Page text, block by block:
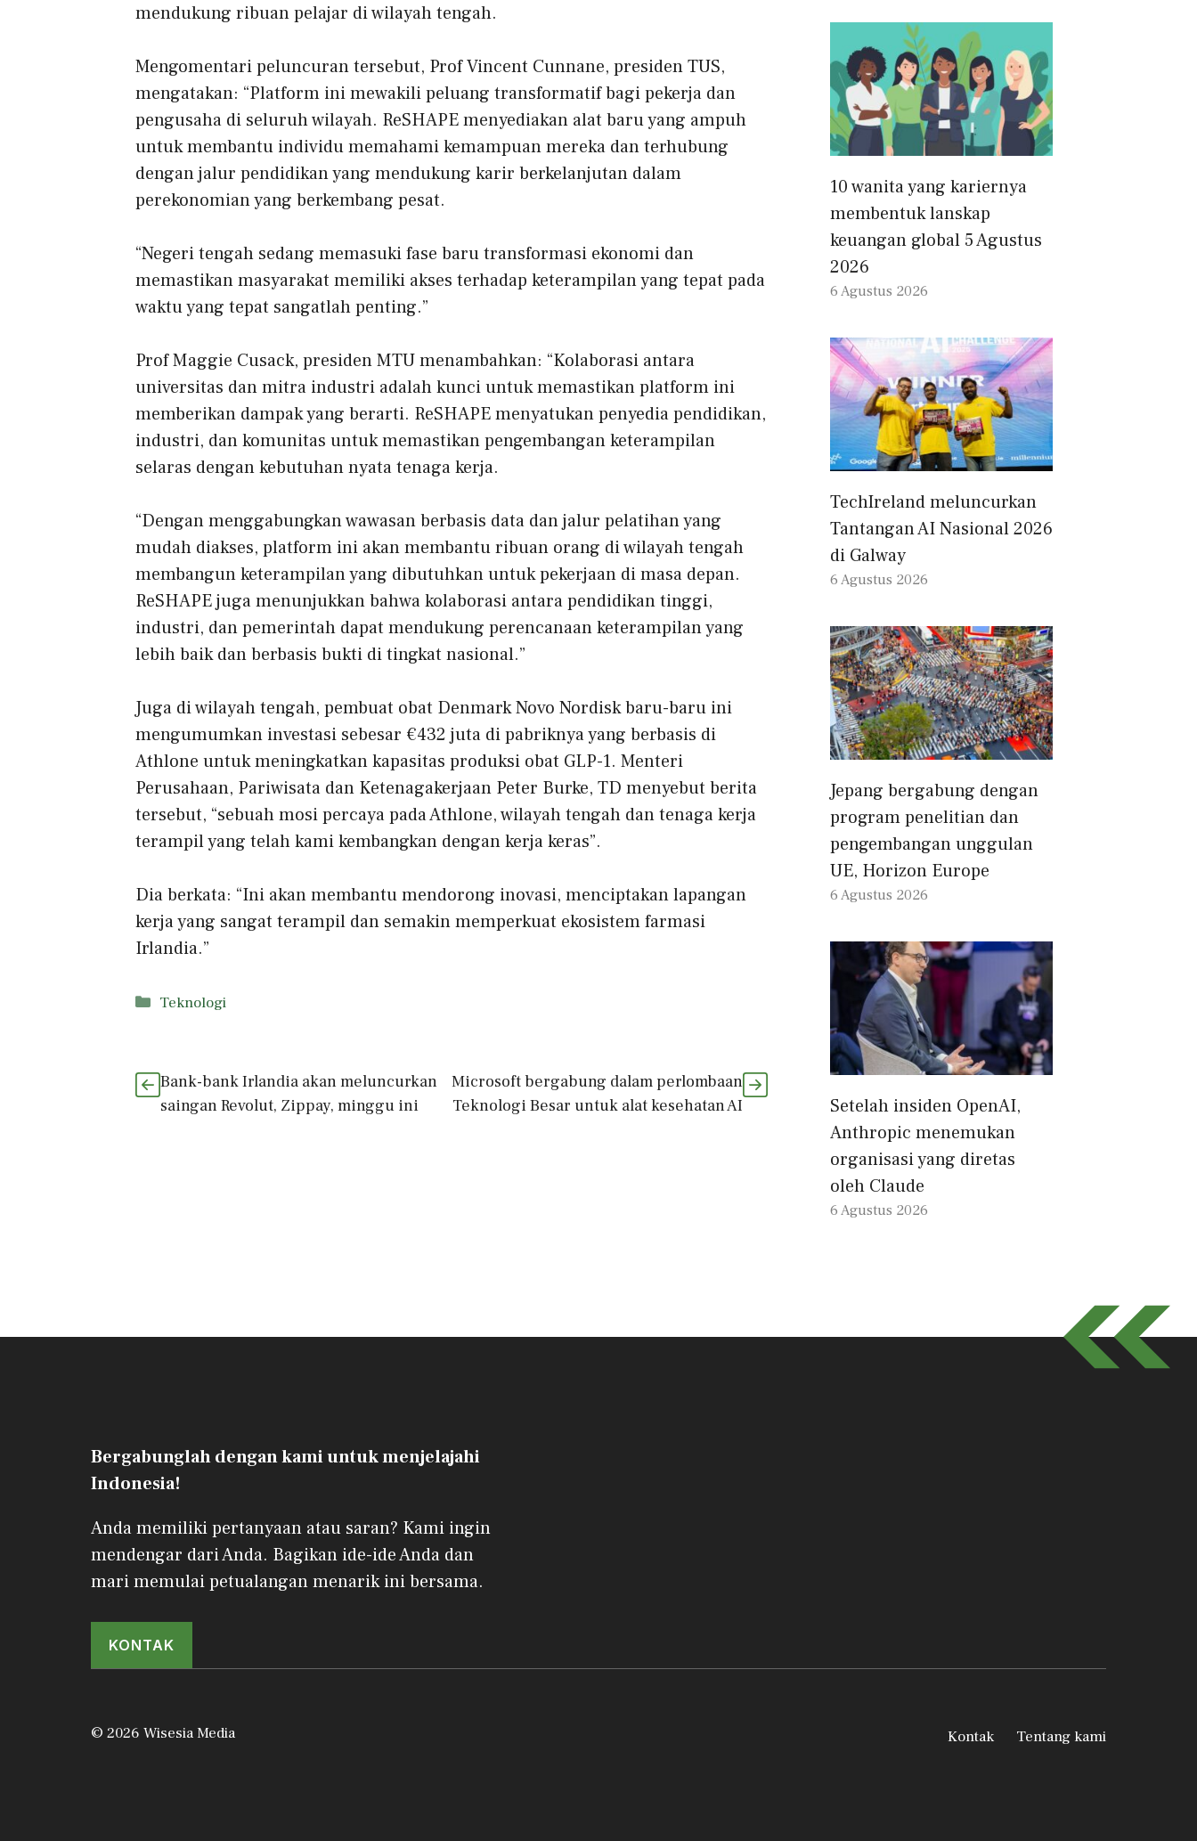
mendukung ribuan pelajar di wilayah tengah.
Mengomentari peluncuran tersebut, Prof Vincent Cunnane, presiden TUS,
mengatakan: “Platform ini mewakili peluang transformatif bagi pekerja dan
pengusaha di seluruh wilayah. ReSHAPE menyediakan alat baru yang ampuh
untuk membantu individu memahami kemampuan mereka dan terhubung
dengan jalur pendidikan yang mendukung karir berkelanjutan dalam
perekonomian yang berkembang pesat.
“Negeri tengah sedang memasuki fase baru transformasi ekonomi dan
memastikan masyarakat memiliki akses terhadap keterampilan yang tepat pada
waktu yang tepat sangatlah penting.”
Prof Maggie Cusack, presiden MTU menambahkan: “Kolaborasi antara
universitas dan mitra industri adalah kunci untuk memastikan platform ini
memberikan dampak yang berarti. ReSHAPE menyatukan penyedia pendidikan,
industri, dan komunitas untuk memastikan pengembangan keterampilan
selaras dengan kebutuhan nyata tenaga kerja.
“Dengan menggabungkan wawasan berbasis data dan jalur pelatihan yang
mudah diakses, platform ini akan membantu ribuan orang di wilayah tengah
membangun keterampilan yang dibutuhkan untuk pekerjaan di masa depan.
ReSHAPE juga menunjukkan bahwa kolaborasi antara pendidikan tinggi,
industri, dan pemerintah dapat mendukung perencanaan keterampilan yang
lebih baik dan berbasis bukti di tingkat nasional.”
Juga di wilayah tengah, pembuat obat DenmarkNovo Nordiskbaru-baru ini
mengumumkan investasi sebesar €432 juta di pabriknya yang berbasis di
Athlone untuk meningkatkan kapasitas produksi obat GLP-1. Menteri
Perusahaan, Pariwisata dan Ketenagakerjaan Peter Burke, TD menyebut berita
tersebut, “sebuah mosi percaya pada Athlone, wilayah tengah dan tenaga kerja
terampil yang telah kami kembangkan dengan kerja keras”.
Dia berkata: “Ini akan membantu mendorong inovasi, menciptakan lapangan
kerja yang sangat terampil dan semakin memperkuat ekosistem farmasi
Irlandia.”
Kategori
Teknologi
Bank-bank Irlandia akan meluncurkan
saingan Revolut, Zippay, minggu ini
Microsoft bergabung dalam perlombaan
Teknologi Besar untuk alat kesehatan AI
10 wanita yang kariernya
membentuk lanskap
keuangan global 5 Agustus
2026
6 Agustus 2026
TechIreland meluncurkan
Tantangan AI Nasional 2026
di Galway
6 Agustus 2026
Jepang bergabung dengan
program penelitian dan
pengembangan unggulan
UE, Horizon Europe
6 Agustus 2026
Setelah insiden OpenAI,
Anthropic menemukan
organisasi yang diretas
oleh Claude
6 Agustus 2026
Bergabunglah dengan kami untuk menjelajahi
Indonesia!
Anda memiliki pertanyaan atau saran? Kami ingin
mendengar dari Anda. Bagikan ide-ide Anda dan
mari memulai petualangan menarik ini bersama.
KONTAK
© 2026 Wisesia Media Kontak Tentang kami